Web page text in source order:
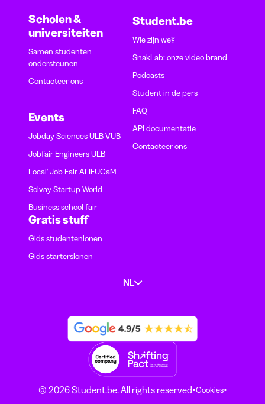
Scholen &
universiteiten
Samen studenten
ondersteunen
Contacteer ons
Events
Jobday Sciences ULB-VUB
Jobfair Engineers ULB
Local' Job Fair ALIFUCaM
Solvay Startup World
Business school fair
Student.be
Wie zijn we?
SnakLab: onze video brand
Podcasts
Student in de pers
FAQ
API documentatie
Contacteer ons
Gratis stuff
Gids studentenlonen
Gids starterslonen
NL
© 2026 Student.be. All rights reserved·Cookies·